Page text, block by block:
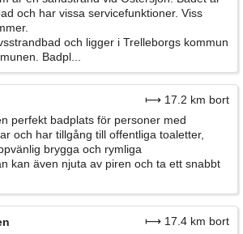
och har vissa servicefunktioner. Viss
och ligger i Trelleborgs kommun
Badpl...
⟼ 17.2 km bort
perfekt badplats för personer med
och har tillgång till offentliga toaletter,
brygga och rymliga
kan även njuta av piren och ta ett snabbt
⟼ 17.4 km bort